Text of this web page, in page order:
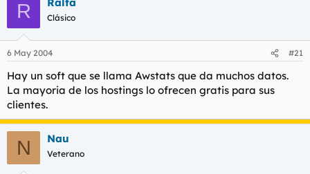
R Clásico
6 May 2004 #21
Hay un soft que se llama Awstats que da muchos datos.
La mayoria de los hostings lo ofrecen gratis para sus
clientes.
N Nau
Veterano